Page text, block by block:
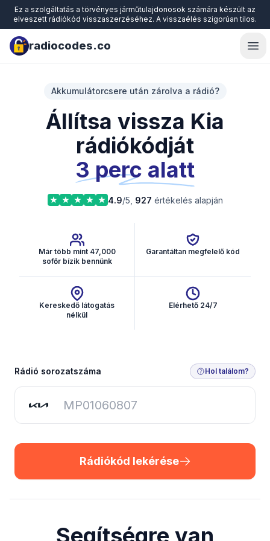
Ez a szolgáltatás a törvényes járműtulajdonosok számára készült az
elveszett rádiókód visszaszerzéséhez. A visszaélés szigorúan tilos.
radiocodes.co
Akkumulátorcsere után zárolva a rádió?
Állítsa vissza Kia
rádiókódját
3 perc alatt
4.9/5, 927 értékelés alapján
Már több mint 47,000
sofőr bízik bennünk
Garantáltan megfelelő kód
Kereskedő látogatás
nélkül
Elérhető 24/7
Rádiókód lekérése
Rádió sorozatszáma Hol találom?
Rádiókód lekérése
Segítségre van